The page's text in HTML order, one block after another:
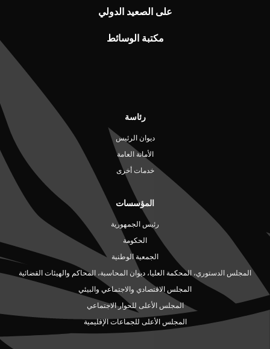
على الصعيد الدولي
مكتبة الوسائط
رئاسة
ديوان الرئيس
الأمانة العامة
خدمات أخرى
المؤسسات
رئيس الجمهورية
الحكومة
الجمعية الوطنية
المجلس الدستوري، المحكمة العليا، ديوان المحاسبة، المحاكم والهيئات القضائية
المجلس الاقتصادي والاجتماعي والبيئي
المجلس الأعلى للحوار الاجتماعي
المجلس الأعلى للجماعات الإقليمية